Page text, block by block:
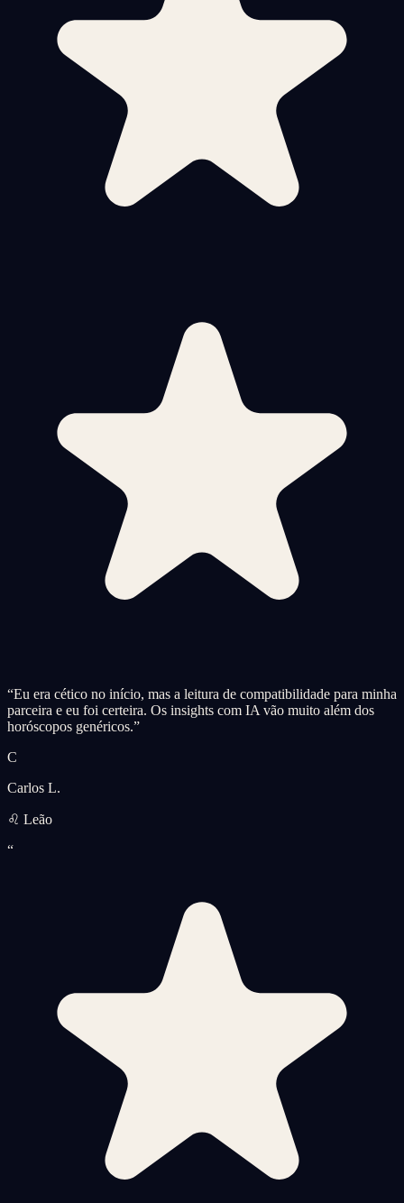
“Eu era cético no início, mas a leitura de compatibilidade para minha
parceira e eu foi certeira. Os insights com IA vão muito além dos
horóscopos genéricos.”
C
Carlos L.
♌ Leão
“